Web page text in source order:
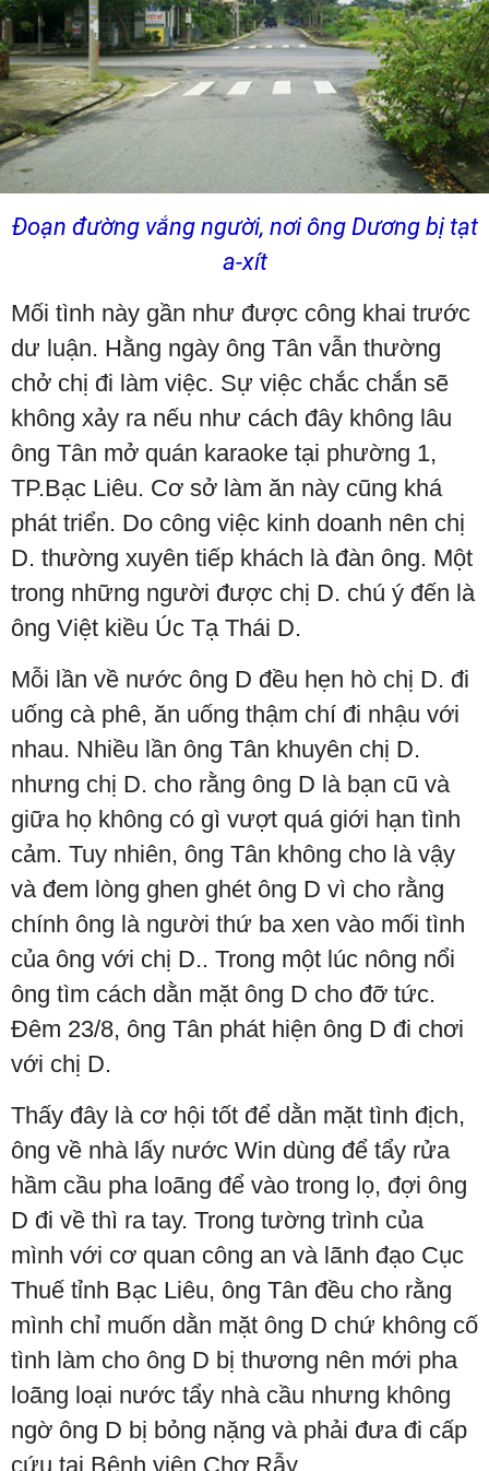
Đoạn đường vắng người, nơi ông Dương bị tạt
a-xít
Mối tình này gần như được công khai trước
dư luận. Hằng ngày ông Tân vẫn thường
chở chị đi làm việc. Sự việc chắc chắn sẽ
không xảy ra nếu như cách đây không lâu
ông Tân mở quán karaoke tại phường 1,
TP.Bạc Liêu. Cơ sở làm ăn này cũng khá
phát triển. Do công việc kinh doanh nên chị
D. thường xuyên tiếp khách là đàn ông. Một
trong những người được chị D. chú ý đến là
ông Việt kiều Úc Tạ Thái D.
Mỗi lần về nước ông D đều hẹn hò chị D. đi
uống cà phê, ăn uống thậm chí đi nhậu với
nhau. Nhiều lần ông Tân khuyên chị D.
nhưng chị D. cho rằng ông D là bạn cũ và
giữa họ không có gì vượt quá giới hạn tình
cảm. Tuy nhiên, ông Tân không cho là vậy
và đem lòng ghen ghét ông D vì cho rằng
chính ông là người thứ ba xen vào mối tình
của ông với chị D.. Trong một lúc nông nổi
ông tìm cách dằn mặt ông D cho đỡ tức.
Đêm 23/8, ông Tân phát hiện ông D đi chơi
với chị D.
Thấy đây là cơ hội tốt để dằn mặt tình địch,
ông về nhà lấy nước Win dùng để tẩy rửa
hầm cầu pha loãng để vào trong lọ, đợi ông
D đi về thì ra tay. Trong tường trình của
mình với cơ quan công an và lãnh đạo Cục
Thuế tỉnh Bạc Liêu, ông Tân đều cho rằng
mình chỉ muốn dằn mặt ông D chứ không cố
tình làm cho ông D bị thương nên mới pha
loãng loại nước tẩy nhà cầu nhưng không
ngờ ông D bị bỏng nặng và phải đưa đi cấp
cứu tại Bệnh viện Chợ Rẫy.